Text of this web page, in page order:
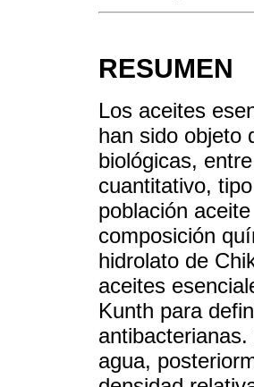
RESUMEN
Los aceites
han sido objeto
biológicas,
cuantitativo,
población
composición
hidrolato de
aceites
Kunth para
agua,